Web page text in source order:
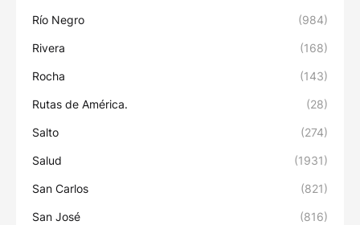
Río Negro (984)
Rivera (168)
Rocha (143)
Rutas de América. (28)
Salto (274)
Salud (1931)
San Carlos (821)
San José (816)